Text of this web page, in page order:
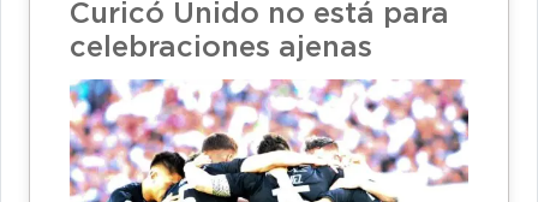
Curicó Unido no está para
celebraciones ajenas